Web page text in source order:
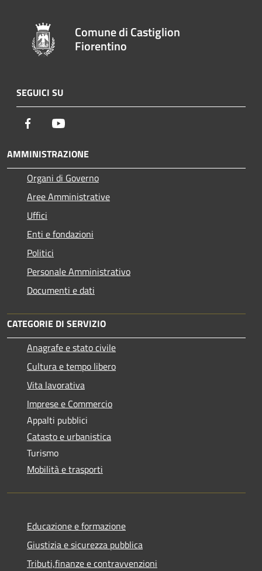
Comune di Castiglion
Fiorentino
SEGUICI SU
Facebook
AMMINISTRAZIONE
Organi di Governo
Aree Amministrative
Uffici
Enti e fondazioni
Politici
Personale Amministrativo
Documenti e dati
CATEGORIE DI SERVIZIO
Anagrafe e stato civile
Cultura e tempo libero
Vita lavorativa
Imprese e Commercio
Appalti pubblici
Catasto e urbanistica
Turismo
Mobilità e trasporti
Educazione e formazione
Giustizia e sicurezza pubblica
Tributi,finanze e contravvenzioni